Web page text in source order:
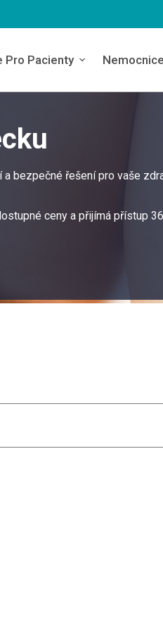
Pro Pacienty
bezpečné řešení pro vaše
ceny a přijímá přístup